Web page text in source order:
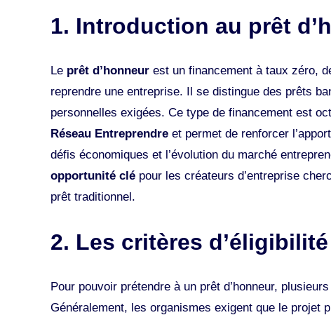
1. Introduction au prêt
Le prêt d’honneur est un financement à taux zéro,
reprendre une entreprise. Il se distingue des prêts
personnelles exigées. Ce type de financement est
Réseau Entreprendre et permet de renforcer
défis économiques et l’évolution du marché
opportunité clé pour les créateurs d’entreprise
prêt traditionnel​.
2. Les critères
Pour pouvoir prétendre à un prêt d’honneur, plusieurs
Généralement, les organismes exigent que le projet